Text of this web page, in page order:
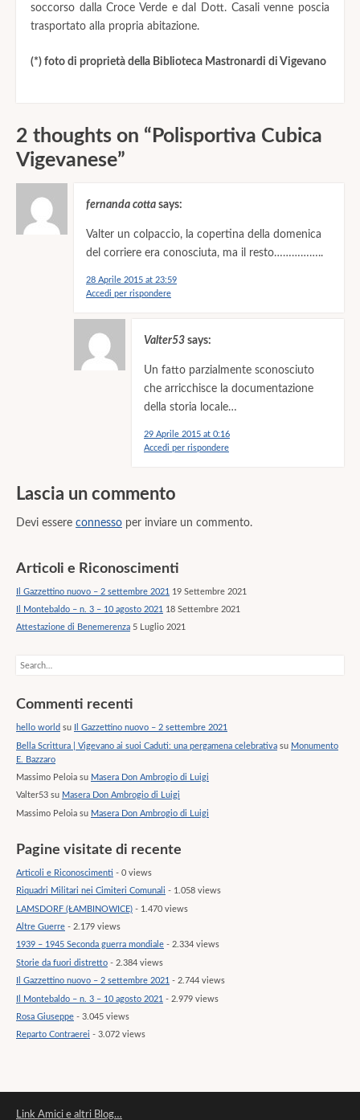
soccorso dalla Croce Verde e dal Dott. Casali venne poscia
trasportato alla propria abitazione.
(*) foto di proprietà della Biblioteca Mastronardi di Vigevano
2 thoughts on “ Polisportiva Cubica
Vigevanese”
fernanda cotta says:
Valter un colpaccio, la copertina della domenica
del corriere era conosciuta, ma il resto……………..
28 Aprile 2015 at 23:59
Accedi per rispondere
Valter53 says:
Un fatto parzialmente sconosciuto
che arricchisce la documentazione
della storia locale…
29 Aprile 2015 at 0:16
Accedi per rispondere
Lascia un commento
Devi essere connesso per inviare un commento.
Articoli e Riconoscimenti
Il Gazzettino nuovo – 2 settembre 2021 19 Settembre 2021
Il Montebaldo – n. 3 – 10 agosto 2021 18 Settembre 2021
Attestazione di Benemerenza 5 Luglio 2021
Search
Commenti recenti
hello world su Il Gazzettino nuovo – 2 settembre 2021
Bella Scrittura | Vigevano ai suoi Caduti: una pergamena celebrativa su Monumento
E. Bazzaro
Massimo Peloia su Masera Don Ambrogio di Luigi
Valter53 su Masera Don Ambrogio di Luigi
Massimo Peloia su Masera Don Ambrogio di Luigi
Pagine visitate di recente
Articoli e Riconoscimenti - 0 views
Riquadri Militari nei Cimiteri Comunali - 1.058 views
LAMSDORF (ŁAMBINOWICE) - 1.470 views
Altre Guerre - 2.179 views
1939 – 1945 Seconda guerra mondiale - 2.334 views
Storie da fuori distretto - 2.384 views
Il Gazzettino nuovo – 2 settembre 2021 - 2.744 views
Il Montebaldo – n. 3 – 10 agosto 2021 - 2.979 views
Rosa Giuseppe - 3.045 views
Reparto Contraerei - 3.072 views
Link Amici e altri Blog…